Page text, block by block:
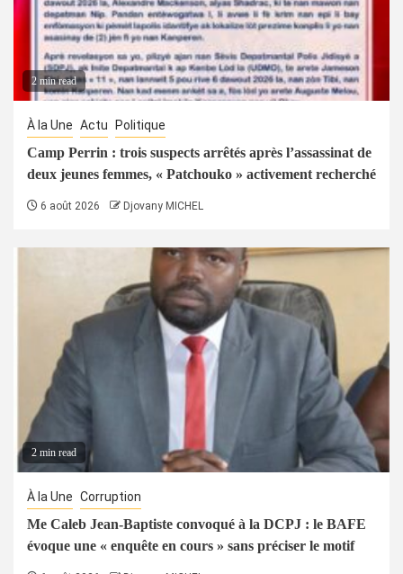
2 min read
À la Une Actu Politique
Camp Perrin : trois suspects arrêtés après l’assassinat de
deux jeunes femmes, « Patchouko » activement recherché
6 août 2026 Djovany MICHEL
2 min read
À la Une Corruption
Me Caleb Jean-Baptiste convoqué à la DCPJ : le BAFE
évoque une « enquête en cours » sans préciser le motif